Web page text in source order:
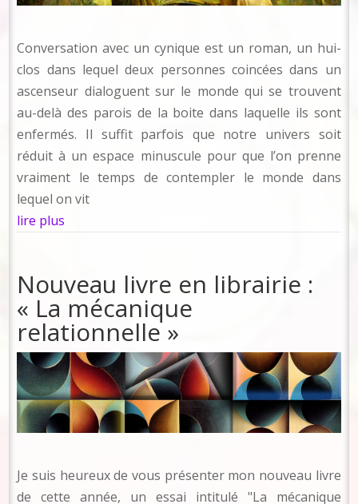
Conversation avec un cynique est un roman, un hui-
clos dans lequel deux personnes coincées dans un
ascenseur dialoguent sur le monde qui se trouvent
au-delà des parois de la boite dans laquelle ils sont
enfermés. Il suffit parfois que notre univers soit
réduit à un espace minuscule pour que l’on prenne
vraiment le temps de contempler le monde dans
lequel on vit
lire plus
Nouveau livre en librairie :
« La mécanique
relationnelle »
Je suis heureux de vous présenter mon nouveau livre
de cette année, un essai intitulé "La mécanique